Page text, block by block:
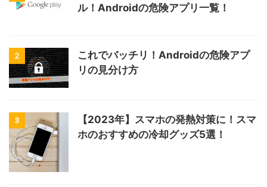
ル！Androidの危険アプリ一覧！
2
これでバッチリ！Androidの危険アプ
リの見分け方
3
【2023年】スマホの発熱対策に！スマ
ホのおすすめの冷却グッズ5選！